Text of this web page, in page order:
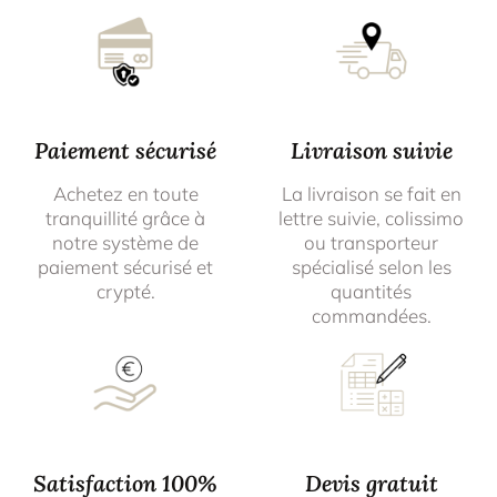
Paiement sécurisé
Achetez en toute
tranquillité grâce à
notre système de
paiement sécurisé et
crypté.
Livraison suivie
La livraison se fait en
lettre suivie, colissimo
ou transporteur
spécialisé selon les
quantités
commandées.
Satisfaction 100%
Devis gratuit